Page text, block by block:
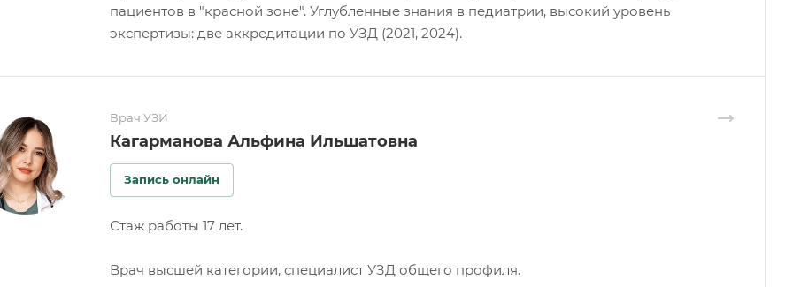
пациентов в "красной зоне". Углубленные знания в педиатрии, высокий уровень
экспертизы: две аккредитации по УЗД (2021, 2024).
Врач УЗИ
Кагарманова Альфина Ильшатовна
Запись онлайн
Стаж работы 17 лет.
Врач высшей категории, специалист УЗД общего профиля.